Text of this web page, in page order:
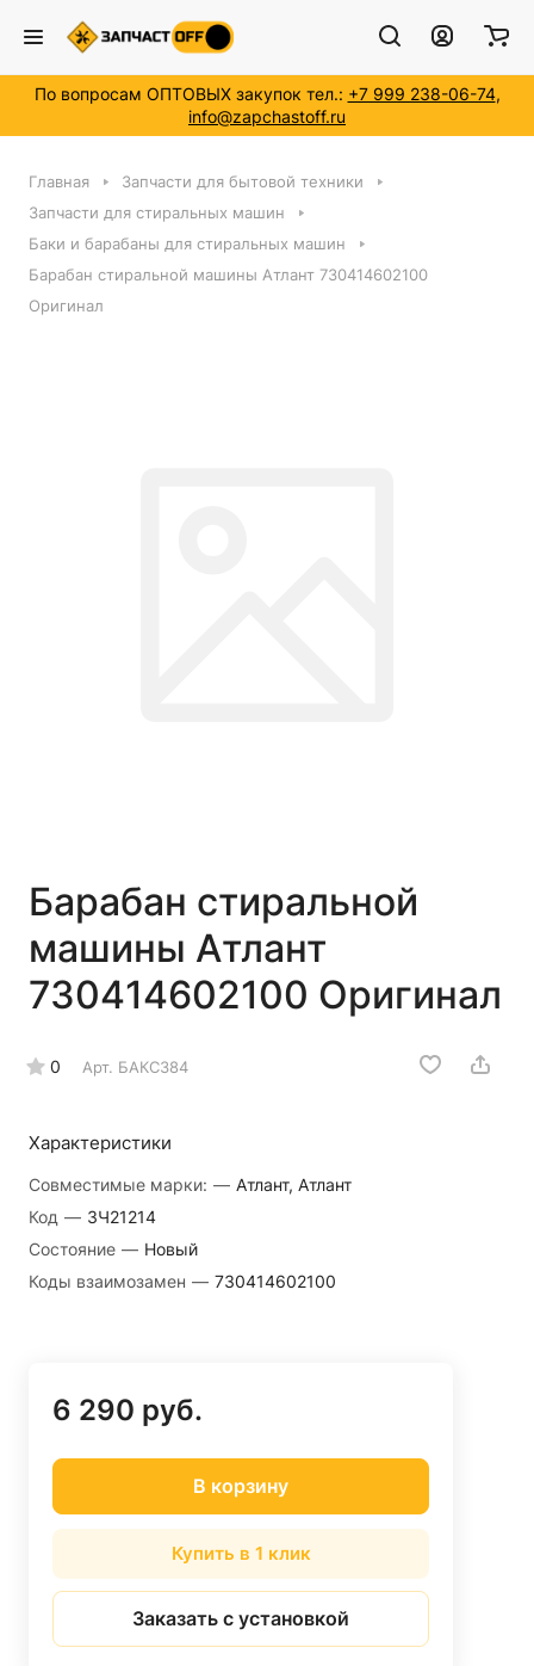
По вопросам ОПТОВЫХ закупок тел.: +7 999 238-06-74,
info@zapchastoff.ru
Главная
Запчасти для бытовой техники
Запчасти для стиральных машин
Баки и барабаны для стиральных машин
Барабан стиральной машины Атлант 730414602100
Оригинал
Барабан стиральной
машины Атлант
730414602100 Оригинал
0 Арт. БАКС384
Характеристики
Совместимые марки: — Атлант, Атлант
Код — ЗЧ21214
Состояние — Новый
Коды взаимозамен — 730414602100
6 290 руб.
В корзину
Купить в 1 клик
Заказать с установкой